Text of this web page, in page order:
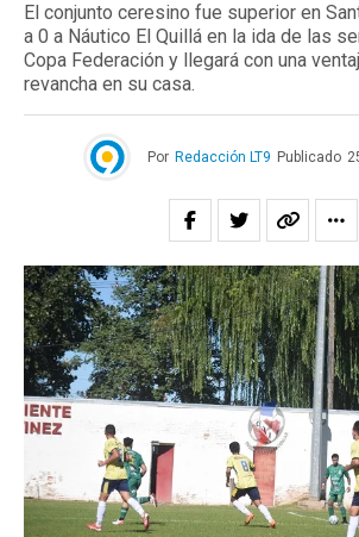
El conjunto ceresino fue superior en
a 0 a Náutico El Quillá en la ida de las
Copa Federación y llegará con una
revancha en su casa.
Por Redacción LT9 Publicado